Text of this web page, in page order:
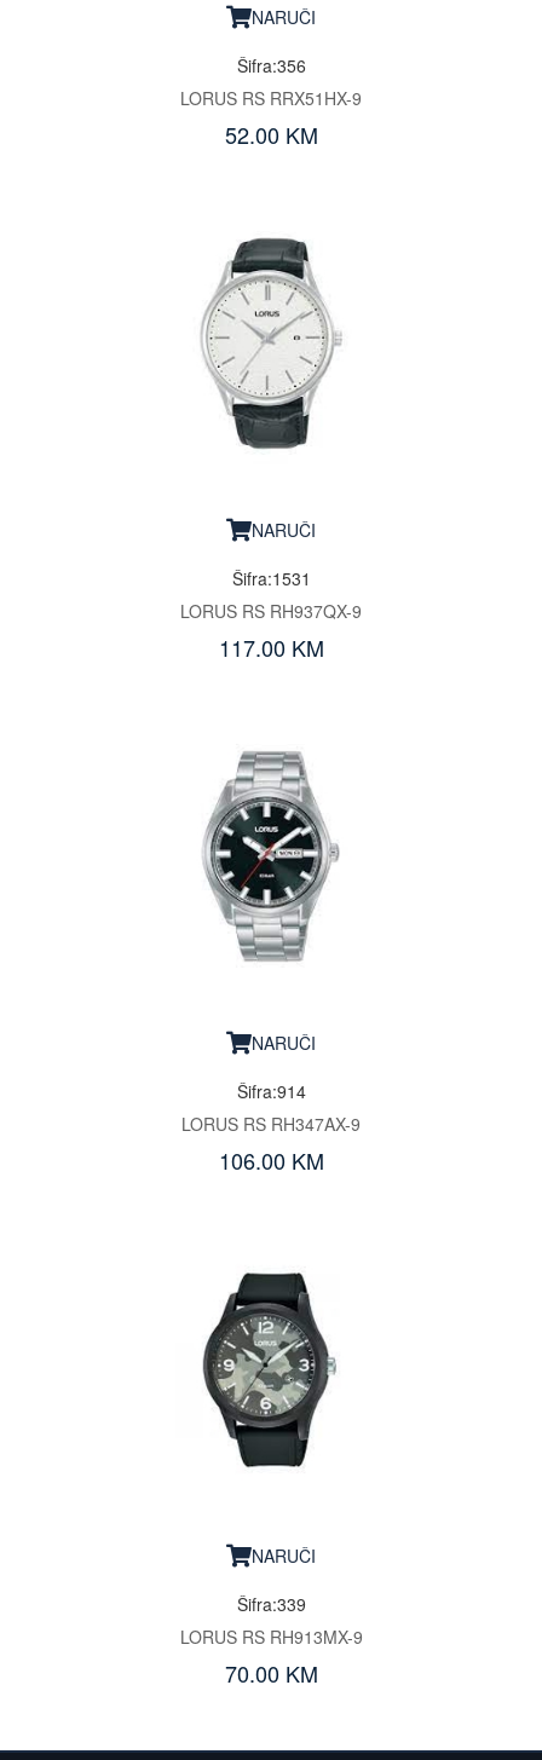
NARUČI
Šifra:356
LORUS RS RRX51HX-9
52.00 KM
NARUČI
Šifra:1531
LORUS RS RH937QX-9
117.00 KM
NARUČI
Šifra:914
LORUS RS RH347AX-9
106.00 KM
NARUČI
Šifra:339
LORUS RS RH913MX-9
70.00 KM